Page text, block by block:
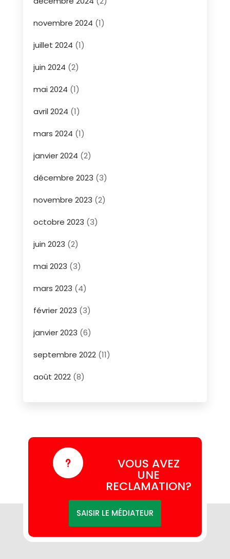
novembre 2024 (1)
juillet 2024 (1)
juin 2024 (2)
mai 2024 (1)
avril 2024 (1)
mars 2024 (1)
janvier 2024 (2)
décembre 2023 (3)
novembre 2023 (2)
octobre 2023 (3)
juin 2023 (2)
mai 2023 (3)
mars 2023 (4)
février 2023 (3)
janvier 2023 (6)
septembre 2022(11)
août 2022(8)
u VOUS AVEZ
UNE
RECLAMATION?
SAISIR LE MÉDIATEUR